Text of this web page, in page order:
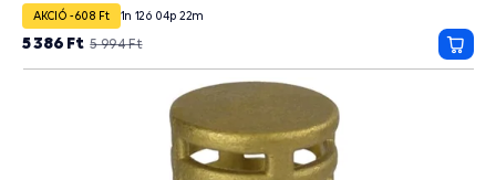
AKCIÓ -608 Ft 1n 12ó 04p 21m
5 994 Ft
5 386 Ft